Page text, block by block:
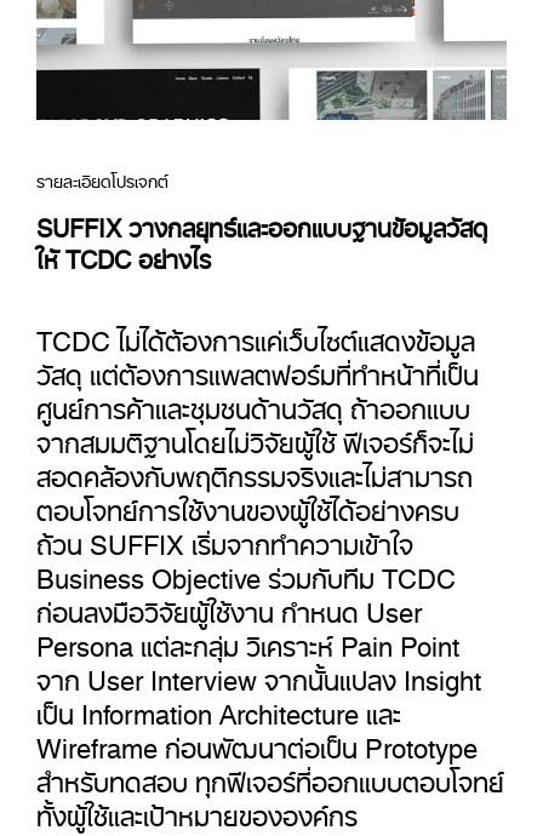
รายละเอียดโปรเจกต์
SUFFIX วางกลยุทธ์และออกแบบฐานข้อมูลวัสดุ
ให้ TCDC อย่างไร
TCDCไม่ได้ต้องการแค่เว็บไซต์แสดงข้อมูล
วัสดุ แต่ต้องการแพลตฟอร์มที่ทำหน้าที่เป็น
ศูนย์การค้าและชุมชนด้านวัสดุ ถ้าออกแบบ
จากสมมติฐานโดยไม่วิจัยผู้ใช้ ฟีเจอร์ก็จะไม่
สอดคล้องกับพฤติกรรมจริงและไม่สามารถ
ตอบโจทย์การใช้งานของผู้ใช้ได้อย่างครบ
ถ้วน SUFFIX เริ่มจากทำความเข้าใจ
Business Objectiveร่วมกับทีมTCDC
ก่อนลงมือวิจัยผู้ใช้งาน กำหนด User
Persona แต่ละกลุ่ม วิเคราะห์Pain Point
จาก User Interviewจากนั้นแปลง Insight
เป็น Information Architectureและ
Wireframeก่อนพัฒนาต่อเป็น Prototype
สำหรับทดสอบ ทุกฟีเจอร์ที่ออกแบบตอบโจทย์
ทั้งผู้ใช้และเป้าหมายขององค์กร